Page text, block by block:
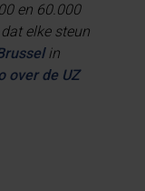
en 60.000
elke steun
in
over de UZ